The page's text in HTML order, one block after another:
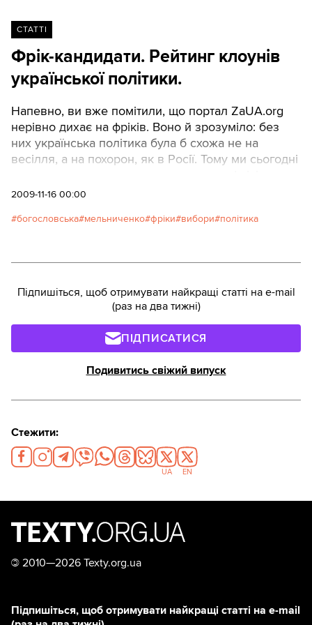
СТАТТІ
Фрік-кандидати. Рейтинг клоунів
української політики.
Напевно, ви вже помітили, що портал ZaUA.org
нерівно дихає на фріків. Воно й зрозуміло: без
них українська політика була б схожа не на
весілля, а на похорон, як в Росії. Тому ми сьогодні
Фрікоцид здійснював: Антон Зі кора
2009-11-16 00:00
богословська мельниченко фріки вибори політика
Підпишіться, щоб отримувати найкращі статті на e-mail
(раз на два тижні)
ПІДПИСАТИСЯ
Подивитись свіжий випуск
Стежити:
UA EN
© 2010—2026 Texty.org.ua
Підпишіться, щоб отримувати найкращі статті на e-mail